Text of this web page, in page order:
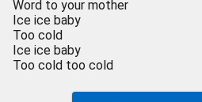
Word to your mother
Ice ice baby
Too cold
Ice ice baby
Too cold too cold